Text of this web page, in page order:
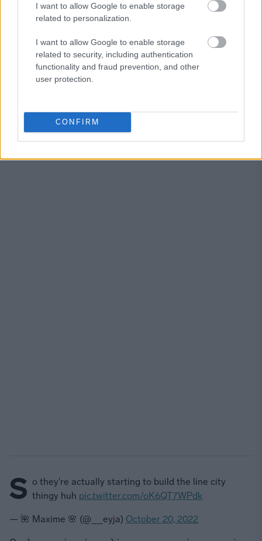
I want to allow Google to enable storage
related to personalization.
I want to allow Google to enable storage
related to security, including authentication
functionality and fraud prevention, and other
user protection.
CONFIRM
μοιάζει με τάφρο, στην οποία θα χτιστεί η πόλη του
μέλλοντος. Στο βίντεο, που καταγράφηκε από drone,
βλέπουμε το τεράστιο μήκος της γραμμής, η οποία
καταλήγει να εξαφανίζεται στον ορίζοντα. Το έργο
αποτελεί ένα σχέδιο άνευ προηγουμένου, ειδικά αν το
συγκρίνουμε με πραγματικές πόλεις.
S o they're actually starting to build the line city
thingy huh pic.twitter.com/oK6QT7WPdk
— 🌺 Maxime 🌸 (@__eyja) October 20, 2022